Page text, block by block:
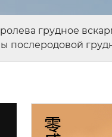
грудное
послеродовой